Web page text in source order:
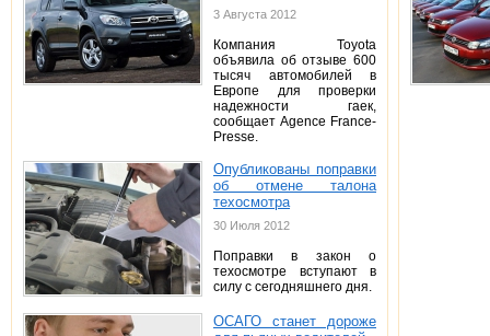
3 Августа 2012
Компания Toyota
объявила об отзыве 600
тысяч автомобилей в
Европе для проверки
надежности гаек,
сообщает Agence France-
Presse.
Опубликованы поправки
об отмене талона
техосмотра
30 Июля 2012
Поправки в закон о
техосмотре вступают в
силу с сегодняшнего дня.
ОСАГО станет дороже